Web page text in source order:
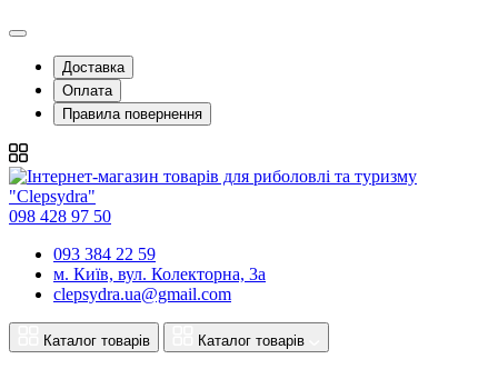
Доставка
Оплата
Правила повернення
098 428 97 50
093 384 22 59
м. Київ, вул. Колекторна, 3а
clepsydra.ua@gmail.com
Каталог товарів Каталог товарів